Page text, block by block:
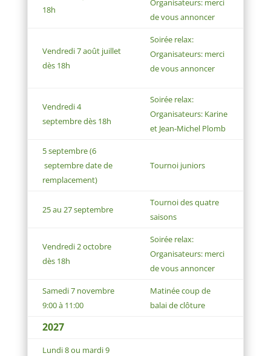
18h
Organisateurs: merci
de vous annoncer
Vendredi 7 août juillet
dès 18h
Soirée relax:
Organisateurs: merci
de vous annoncer
Vendredi 4
septembre dès 18h
Soirée relax:
Organisateurs: Karine
et Jean-Michel Plomb
5 septembre (6
septembre date de
remplacement)
Tournoi juniors
25 au 27 septembre
Tournoi des quatre
saisons
Vendredi 2 octobre
dès 18h
Soirée relax:
Organisateurs: merci
de vous annoncer
Samedi 7 novembre
9:00 à 11:00
Matinée coup de
balai de clôture
2027
Lundi 8 ou mardi9